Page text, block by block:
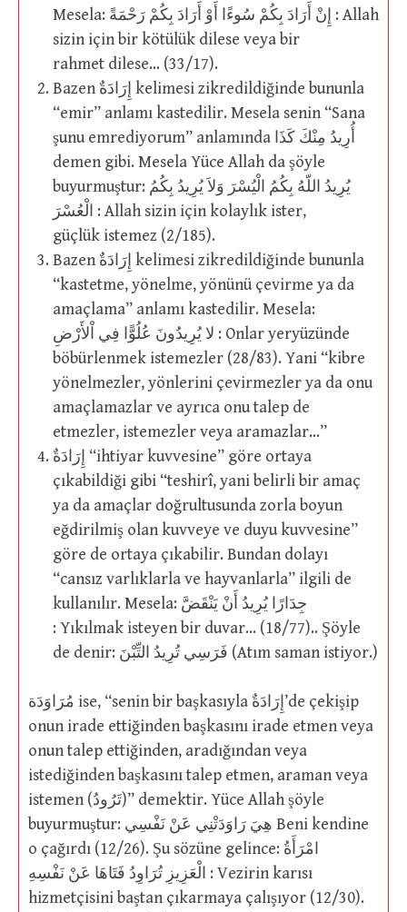
Mesela: إِنْ أَرَادَ بِكُمْ سُوءًا أَوْ أَرَادَ بِكُمْ رَحْمَةً : Allah
sizin için bir kötülük dilese veya bir
rahmet dilese… (33/17).
Bazen إِرَادَةٌ kelimesi zikredildiğinde bununla
“emir” anlamı kastedilir. Mesela senin “Sana
şunu emrediyorum” anlamında أُرِيدُ مِنْكَ كَذَا
demen gibi. Mesela Yüce Allah da şöyle
buyurmuştur: يُرِيدُ اللّهُ بِكُمُ الْيُسْرَ وَلاَ يُرِيدُ بِكُمُ
الْعُسْرَ : Allah sizin için kolaylık ister,
güçlük istemez (2/185).
Bazen إِرَادَةٌ kelimesi zikredildiğinde bununla
“kastetme, yönelme, yönünü çevirme ya da
amaçlama” anlamı kastedilir. Mesela:
لا يُرِيدُونَ عُلُوًّا فِي اْلأَرْضِ : Onlar yeryüzünde
böbürlenmek istemezler (28/83). Yani “kibre
yönelmezler, yönlerini çevirmezler ya da onu
amaçlamazlar ve ayrıca onu talep de
etmezler, istemezler veya aramazlar…”
إِرَادَةٌ “ihtiyar kuvvesine” göre ortaya
çıkabildiği gibi “teshirî, yani belirli bir amaç
ya da amaçlar doğrultusunda zorla boyun
eğdirilmiş olan kuvveye ve duyu kuvvesine”
göre de ortaya çıkabilir. Bundan dolayı
“cansız varlıklarla ve hayvanlarla” ilgili de
kullanılır. Mesela: جِدَارًا يُرِيدُ أَنْ يَنْقَضَّ
: Yıkılmak isteyen bir duvar… (18/77).. Şöyle
de denir: فَرَسِي تُرِيدُ التِّبْنَ (Atım saman istiyor.)
مُرَاوَدَة ise, “senin bir başkasıyla إِرَادَةٌ’de çekişip
onun irade ettiğinden başkasını irade etmen veya
onun talep ettiğinden, aradığından veya
istediğinden başkasını talep etmen, araman veya
istemen (تَرُودُ)” demektir. Yüce Allah şöyle
buyurmuştur: هِيَ رَاوَدَتْنِي عَنْ نَفْسِي Beni kendine
o çağırdı (12/26). Şu sözüne gelince: امْرَأَةُ
الْعَزِيزِ تُرَاوِدُ فَتَاهَا عَنْ نَفْسِهِ : Vezirin karısı
hizmetçisini baştan çıkarmaya çalışıyor (12/30).